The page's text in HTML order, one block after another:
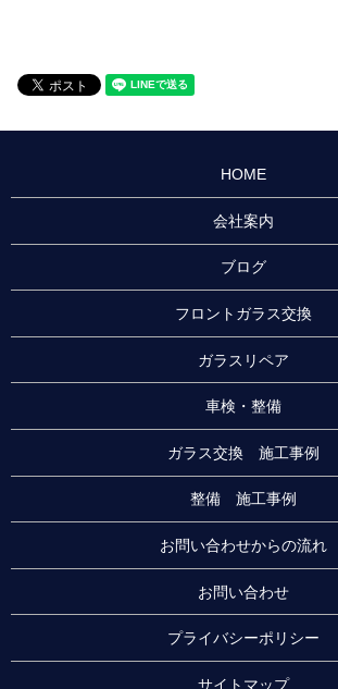
HOME
会社案内
ブログ
フロントガラス交換
ガラスリペア
車検・整備
ガラス交換 施工事例
整備 施工事例
お問い合わせからの流れ
お問い合わせ
プライバシーポリシー
サイトマップ